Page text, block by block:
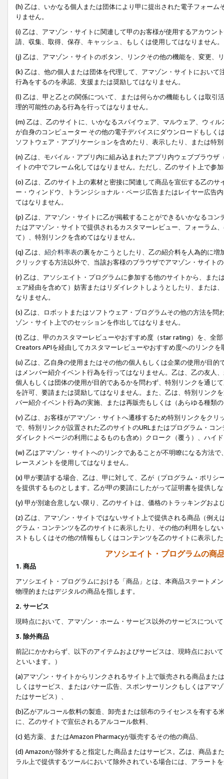
(h) 乙は、いかなる個人または団体により甲に提出された電子フォー
りません。
(i) 乙は、アマゾン・サイトに関連して甲のお客様が使用するアカウン
請、収集、取得、保存、キャッシュ、もしくは使用してはなりません。
(j) 乙は、アマゾン・サイトのボタン、リンクその他の機能を、変更、
(k) 乙は、他の個人または団体を代理して、アマゾン・サイトにおい
行為をするのを承認、支援または奨励してはなりません。
(l) 乙は、甲と乙との関係について、または何らかの機能もしくは取
理的可能性のある行為を行ってはなりません。
(m) 乙は、乙のサイトに、いかなるスパイウェア、マルウェア、ウィ
が自身のコンピューター その他の電子デバイスにダウンロードもし
ソフトウェア・アプリケーションを含めたり、表示したり、または特
(n) 乙は、モバイル・アプリ内に組み込まれたアプリ内ウェブブラウ
イトの中でフレーム化してはなりません。ただし、乙のサイト上で参
(o) 乙は、乙のサイト上の素材と密接に関連して商品を宣伝する乙の
ー・ウィンドウ、トランジショナル・ページ広告またはレイヤー広告
てはなりません。
(p) 乙は、アマゾン・サイトに乙が掲載することができるいかなるコ
たはアマゾン・サイトで提供されるカスタマーレビュー、フォーラム
て）、特別リンクを含めてはなりません。
(q) 乙は、 紹介料率表の裏をかこうとしたり、乙の紹介料を人為的に
クリックする方法以外で、当該お客様のブラウザでアマゾン・サイト
(r) 乙は、アソシエイト・プログラムに参加する他のサイトから、ま
ェア経由を含めて）妨害またはリダイレクトしようとしたり、または
なりません。
(s) 乙は、ロボットまたはソフトウェア・プログラムその他の方法を
ゾン・サイト上でのセッションを作出してはなりません。
(t) 乙は、甲のカスタマーレビューやおすすめ度（star rating）を、全
Creators APIを経由してカスタマーレビューやおすすめ度へのリンクを
(u) 乙は、乙自身の使用またはその他の個人もしくは企業の使用が目
はメンバー紹介イベント行為を行ってはなりません。乙は、乙の友人
個人もしくは団体の使用が目的であるかを問わず、特別リンクを通じ
を許可、要請または奨励してはなりません。また、乙は、特別リンク
バー紹介イベント行為の実施、または再販売もしくは（あらゆる種類
(v) 乙は、お客様がアマゾン・サイトへ遷移するため特別リンクをク
で、特別リンクが設置された乙のサイトのURLまたはプログラム・コ
ダイレクトページの利用によるものも含め）クローク（覆う）、ハイ
(w) 乙はアマゾン・サイトへのリンクであることが不明瞭になる方法
レースメントを使用してはなりません。
(x) 甲が要請する場合、乙は、甲に対して、乙が（プログラム・ポリ
を提供するものとします。乙が甲の要請にしたがって証明書を提供し
(y) 甲が別途合意しない限り、乙のサイトは、価格のトラッキングお
(z) 乙は、アマゾン・サイトではないサイト上で提供される商品（例
グラム・コンテンツを乙のサイトに表示したり、その他の利用をしな
ストもしくはその他の情報もしくはコンテンツを乙のサイトに表示し
アソシエイト・プログラムの商
1. 商品
アソシエイト・プログラムにおける「商品」とは、本商品ステートメ
物理的またはデジタルの商品を指します。
2. サービス
現時点において、アマゾン・ホーム・サービス以外のサービスについ
3. 除外商品
前記にかかわらず、以下のアイテムおよびサービスは、現時点におい
といいます。）
(a)アマゾン・サイトからリンクされるサイト上で販売される商品ま
しくはサービス、またはバナー広告、スポンサーリンクもしくはアマ
たはサービス）、
(b)乙がアルコール飲料の製造、卸売または頒布のライセンスを有す
に、乙のサイトで宣伝されるアルコール飲料、
(c) 処方薬、またはAmazon Pharmacyが販売するその他の商品、
(d) Amazonが除外すると指定した商品またはサービス。乙は、商品ま
ラル上で提供するツールにおいて除外されている場合には、アラート